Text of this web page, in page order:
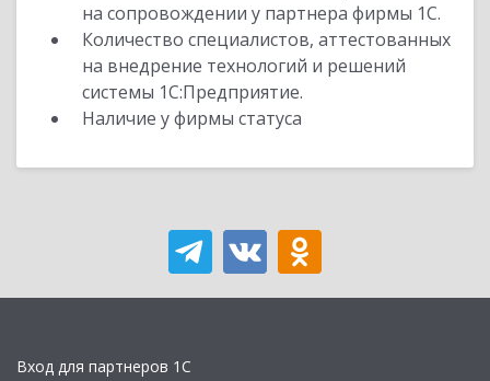
на сопровождении у партнера фирмы 1С.
Количество специалистов, аттестованных
на внедрение технологий и решений
системы 1С:Предприятие.
Наличие у фирмы статуса
Вход для партнеров 1С